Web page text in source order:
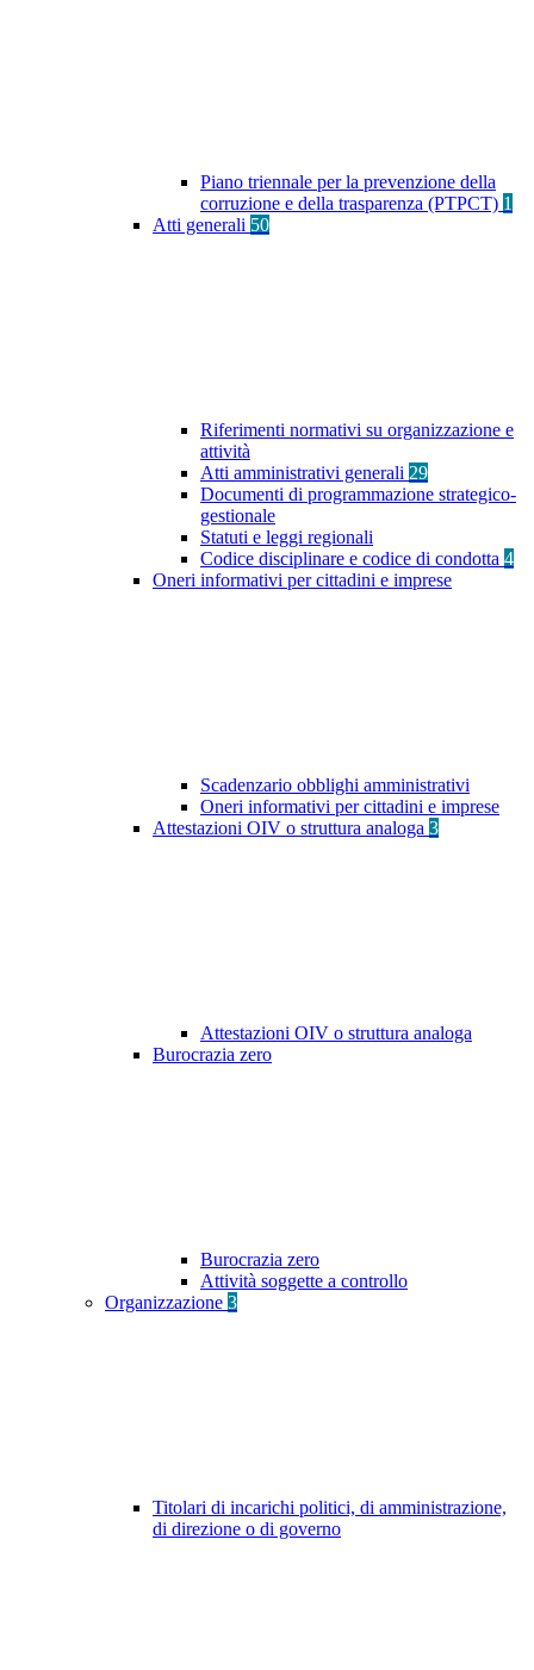
Piano triennale per la prevenzione della
corruzione e della trasparenza (PTPCT) 1
Atti generali 50
Riferimenti normativi su organizzazione e
attività
Atti amministrativi generali 29
Documenti di programmazione strategico-
gestionale
Statuti e leggi regionali
Codice disciplinare e codice di condotta 4
Oneri informativi per cittadini e imprese
Scadenzario obblighi amministrativi
Oneri informativi per cittadini e imprese
Attestazioni OIV o struttura analoga 3
Attestazioni OIV o struttura analoga
Burocrazia zero
Burocrazia zero
Attività soggette a controllo
Organizzazione 3
Titolari di incarichi politici, di amministrazione,
di direzione o di governo